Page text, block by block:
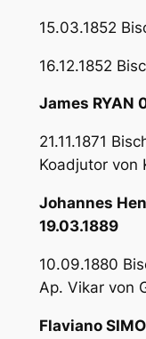
15.03.1852
16.12.1852
James RYAN
21.11.1871
Koadjutor von
Johannes
19.03.1889
10.09.1880
Ap. Vikar von
Flaviano